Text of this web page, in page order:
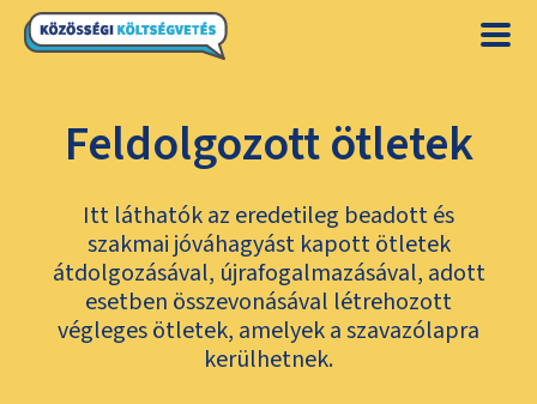
Feldolgozott ötletek
Itt láthatók az eredetileg beadott és
szakmai jóváhagyást kapott ötletek
átdolgozásával, újrafogalmazásával, adott
esetben összevonásával létrehozott
végleges ötletek, amelyek a szavazólapra
kerülhetnek.